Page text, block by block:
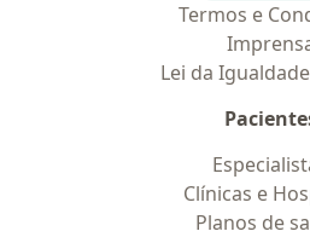
Termos e
Lei da
Clínicas e
Planos de